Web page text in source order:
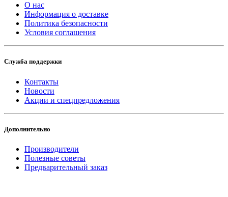
О нас
Информация о доставке
Политика безопасности
Условия соглашения
Служба поддержки
Контакты
Новости
Акции и спецпредложения
Дополнительно
Производители
Полезные советы
Предварительный заказ